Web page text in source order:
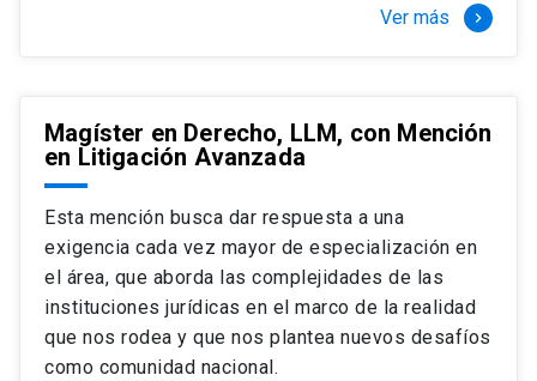
Ver más keyboard_arrow_right
Magíster en Derecho, LLM, con Mención
en Litigación Avanzada
Esta mención busca dar respuesta a una
exigencia cada vez mayor de especialización en
el área, que aborda las complejidades de las
instituciones jurídicas en el marco de la realidad
que nos rodea y que nos plantea nuevos desafíos
como comunidad nacional.